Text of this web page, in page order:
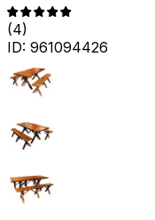
(4)
ID: 961094426